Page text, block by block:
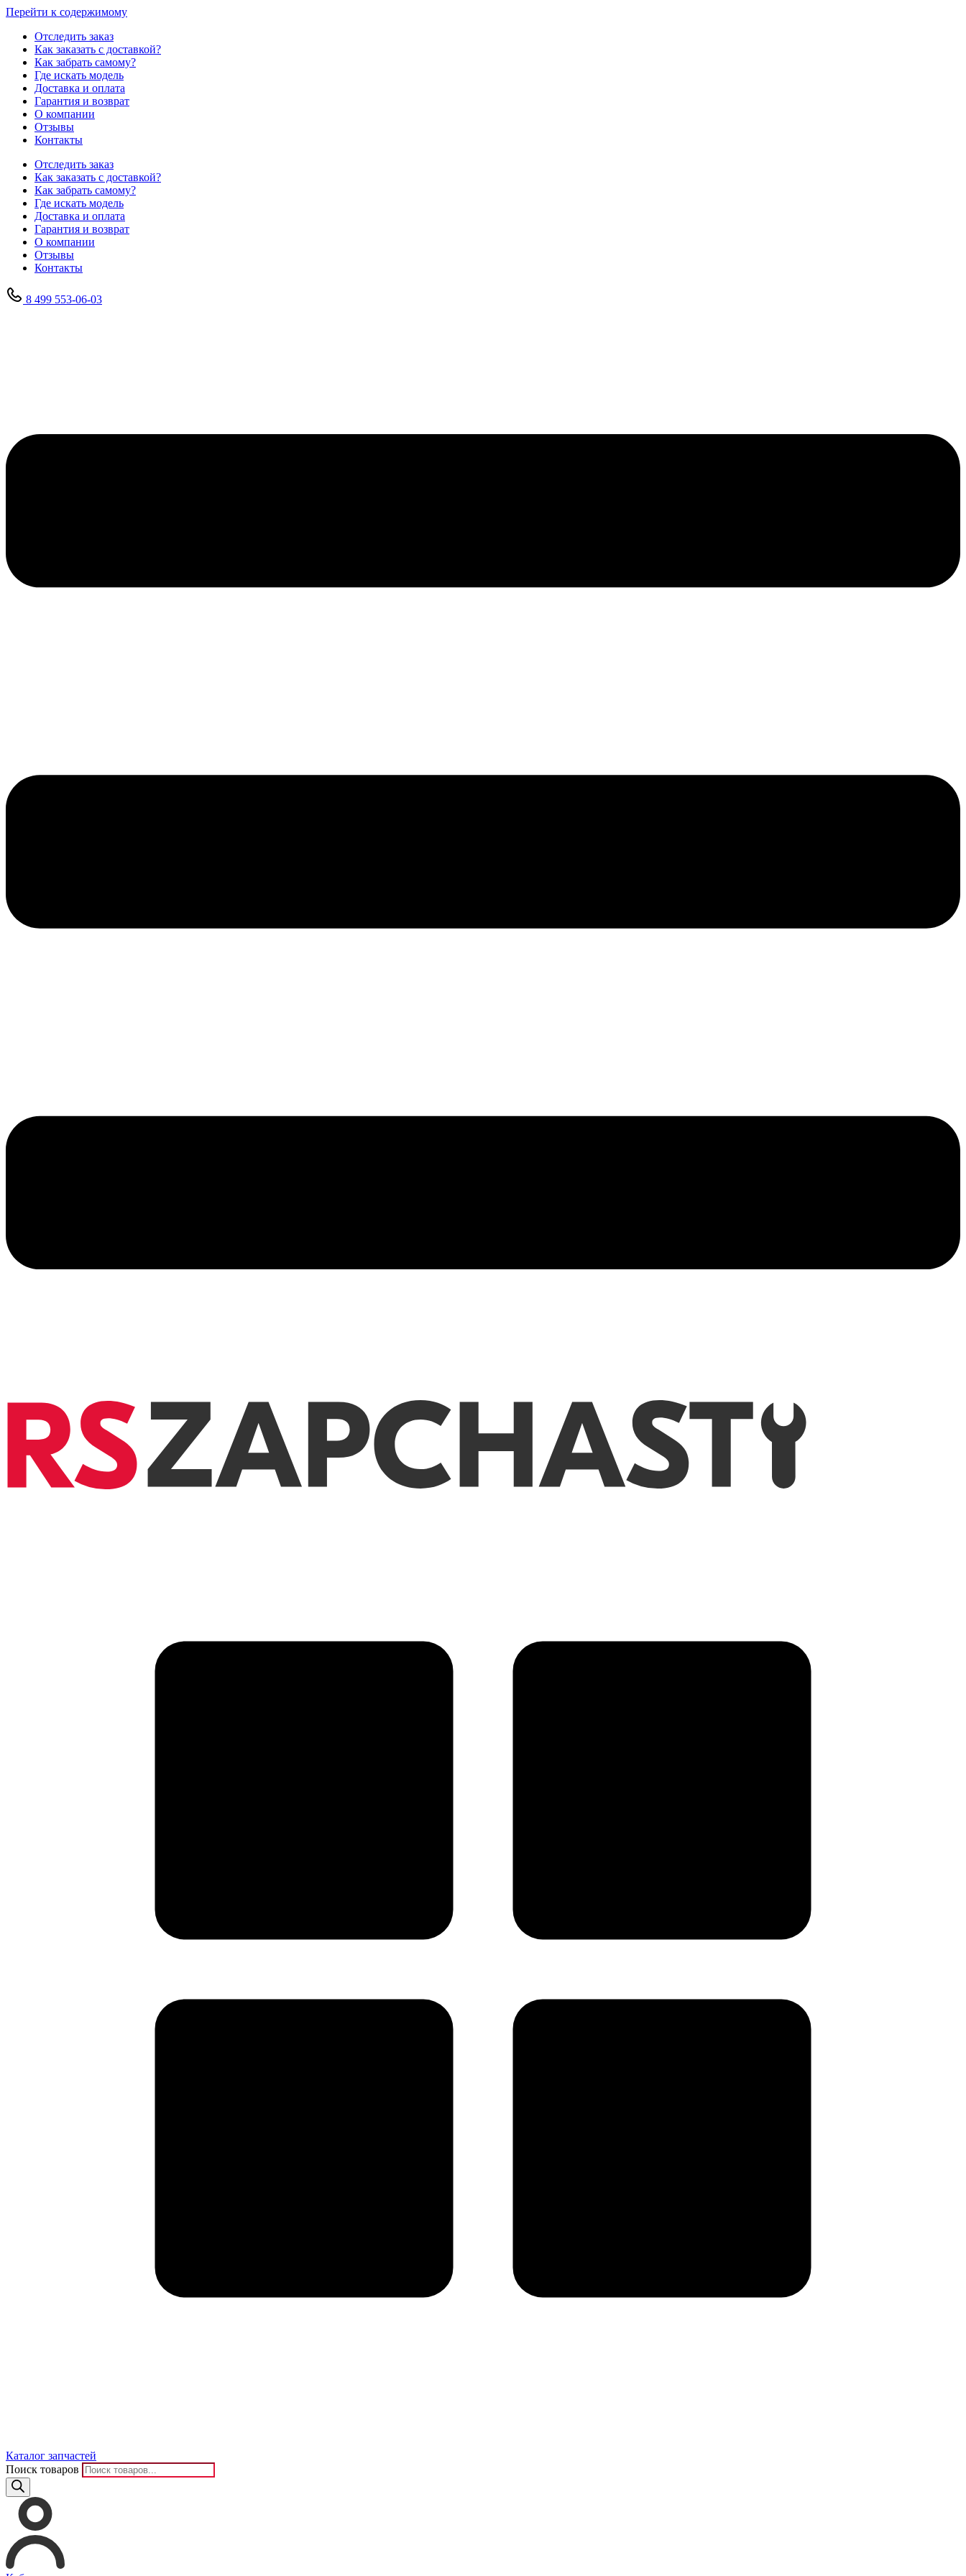
Перейти к содержимому
Отследить заказ
Как заказать с доставкой?
Как забрать самому?
Где искать модель
Доставка и оплата
Гарантия и возврат
О компании
Отзывы
Контакты
Отследить заказ
Как заказать с доставкой?
Как забрать самому?
Где искать модель
Доставка и оплата
Гарантия и возврат
О компании
Отзывы
Контакты
8 499 553-06-03
Каталог запчастей
Поиск товаров